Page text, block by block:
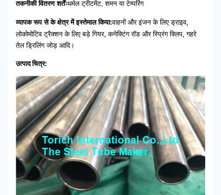
तकनीकी वितरण शर्तेंःथर्मल ट्रीटमेंट, शमन या टेम्परिंग
व्यापक रूप से के क्षेत्र में इस्तेमाल किया:वाहनों और इंजन के लिए ड्राइव,
लोकोमोटिव ट्रैक्शन के लिए बड़े गियर, कनेक्टिंग रॉड और स्प्रिंग क्लिप, गहरे
तेल ड्रिलिंग जोड़ आदि।
उत्पाद चित्र: